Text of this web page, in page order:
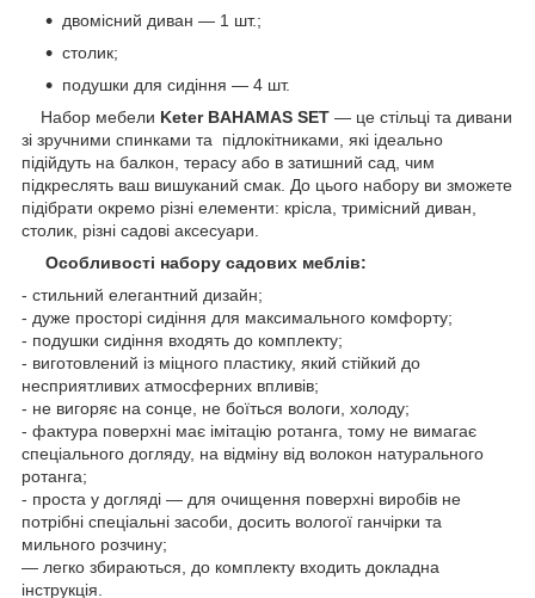
двомісний диван — 1 шт.;
столик;
подушки для сидіння — 4 шт.
Набор мебели Keter BAHAMAS SET — це стільці та дивани
зі зручними спинками та підлокітниками, які ідеально
підійдуть на балкон, терасу або в затишний сад, чим
підкреслять ваш вишуканий смак. До цього набору ви зможете
підібрати окремо різні елементи: крісла, тримісний диван,
столик, різні садові аксесуари.
Особливості набору садових меблів:
- стильний елегантний дизайн;
- дуже просторі сидіння для максимального комфорту;
- подушки сидіння входять до комплекту;
- виготовлений із міцного пластику, який стійкий до
несприятливих атмосферних впливів;
- не вигоряє на сонце, не боїться вологи, холоду;
- фактура поверхні має імітацію ротанга, тому не вимагає
спеціального догляду, на відміну від волокон натурального
ротанга;
- проста у догляді — для очищення поверхні виробів не
потрібні спеціальні засоби, досить вологої ганчірки та
мильного розчину;
— легко збираються, до комплекту входить докладна
інструкція.